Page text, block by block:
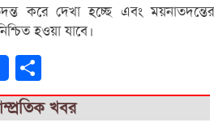
করে দেখা হচ্ছে এবং ময়নাতদন্তের
হওয়া যাবে।
খবর